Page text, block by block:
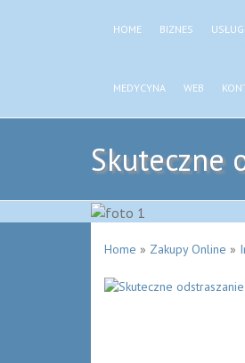
HOME BIZNES
MEDYCYNA WEB
Skuteczne
Home » Zakupy Online »